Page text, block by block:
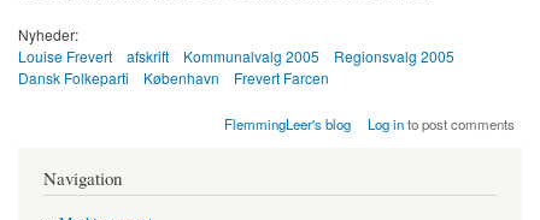
Nyheder:
Louise Frevert
afskrift Kommunalvalg 2005
Regionsvalg 2005
Dansk Folkeparti
København Frevert Farcen
FlemmingLeer's blog Log into post comments
Navigation